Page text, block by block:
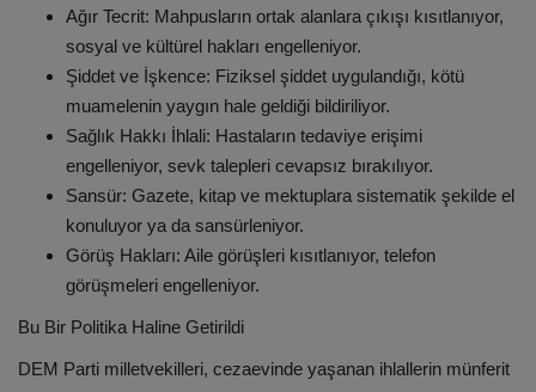
Ağır Tecrit: Mahpusların ortak alanlara çıkışı kısıtlanıyor,
sosyal ve kültürel hakları engelleniyor.
Şiddet ve İşkence: Fiziksel şiddet uygulandığı, kötü
muamelenin yaygın hale geldiği bildiriliyor.
Sağlık Hakkı İhlali: Hastaların tedaviye erişimi
engelleniyor, sevk talepleri cevapsız bırakılıyor.
Sansür: Gazete, kitap ve mektuplara sistematik şekilde el
konuluyor ya da sansürleniyor.
Görüş Hakları: Aile görüşleri kısıtlanıyor, telefon
görüşmeleri engelleniyor.
Bu Bir Politika Haline Getirildi
DEM Parti milletvekilleri, cezaevinde yaşanan ihlallerin münferit